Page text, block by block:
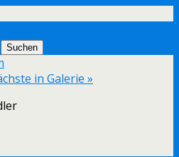
in Galerie »